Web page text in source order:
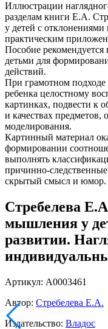
Иллюстрации
разделам книги Е.А.
у детей с
практическим
Пособие рекомендуется
детьми для
действий.
При грамотном подходе
ребенка целостному
картинках, подвести к
и качествах
моделирования.
Картинный материал
формировании
выполнять
причинно-
скрытый смысл и юмор.
Стребелева
мышления у
развитии.
Артикул: А0003461
Автор: Стребелева Е.А.
Издательство: Владос